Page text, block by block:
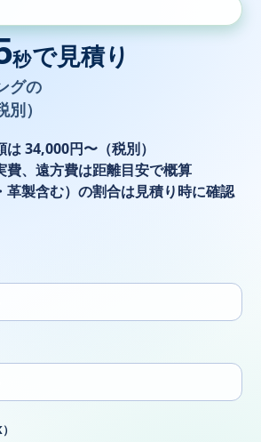
秒で見積り
グの
）
34,000円〜（税別）
費、遠方費は距離目安で概算
革製含む）の割合は見積り時に確認